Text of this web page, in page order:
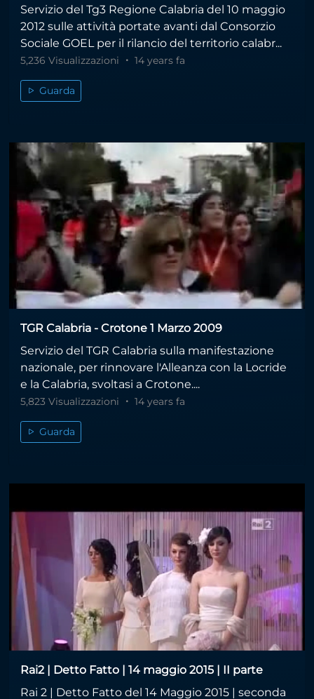
Servizio del Tg3 Regione Calabria del 10 maggio
2012 sulle attività portate avanti dal Consorzio
Sociale GOEL per il rilancio del territorio calabr...
5,236 Visualizzazioni 14 years fa
Guarda
TGR Calabria - Crotone 1 Marzo 2009
Servizio del TGR Calabria sulla manifestazione
nazionale, per rinnovare l'Alleanza con la Locride
e la Calabria, svoltasi a Crotone....
5,823 Visualizzazioni 14 years fa
Guarda
Rai2 | Detto Fatto | 14 maggio 2015 | II parte
Rai 2 | Detto Fatto del 14 Maggio 2015 | seconda